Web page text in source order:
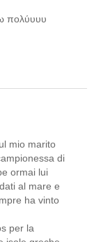
πολύυυυ
mio marito
di
ormai lui
al mare e
ha vinto
per la